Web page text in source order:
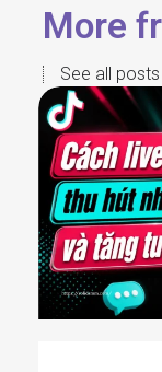
More
See all posts